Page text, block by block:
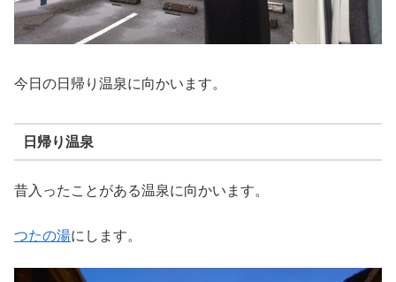
今日の日帰り温泉に向かいます。
日帰り温泉
昔入ったことがある温泉に向かいます。
つたの湯にします。